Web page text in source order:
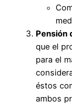
Pensión
que el
para el
éstos
ambos